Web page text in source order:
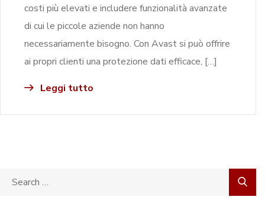
costi più elevati e includere funzionalità avanzate
di cui le piccole aziende non hanno
necessariamente bisogno. Con Avast si può offrire
ai propri clienti una protezione dati efficace, […]
Leggi tutto